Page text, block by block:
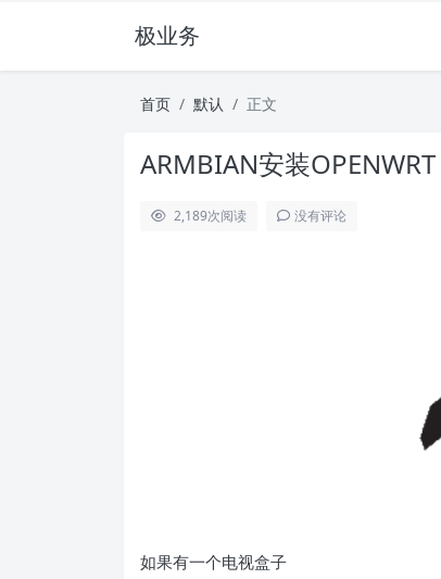
极业务
首页 默认 正文
ARMBIAN安装OPENWRT
2,189次阅读 没有评论
如果有一个电视盒子